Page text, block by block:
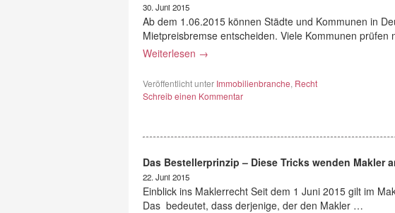
30. Juni 2015
Ab dem 1.06.2015 können Städte und Kommunen in
Mietpreisbremse entscheiden. Viele Kommunen
Weiterlesen →
Veröffentlicht unter Immobilienbranche, Recht
Schreib einen Kommentar
Das Bestellerprinzip – Diese Tricks wenden Makler
22. Juni 2015
Einblick ins Maklerrecht Seit dem 1 Juni 2015 gilt im
Das bedeutet, dass derjenige, der den Makler …